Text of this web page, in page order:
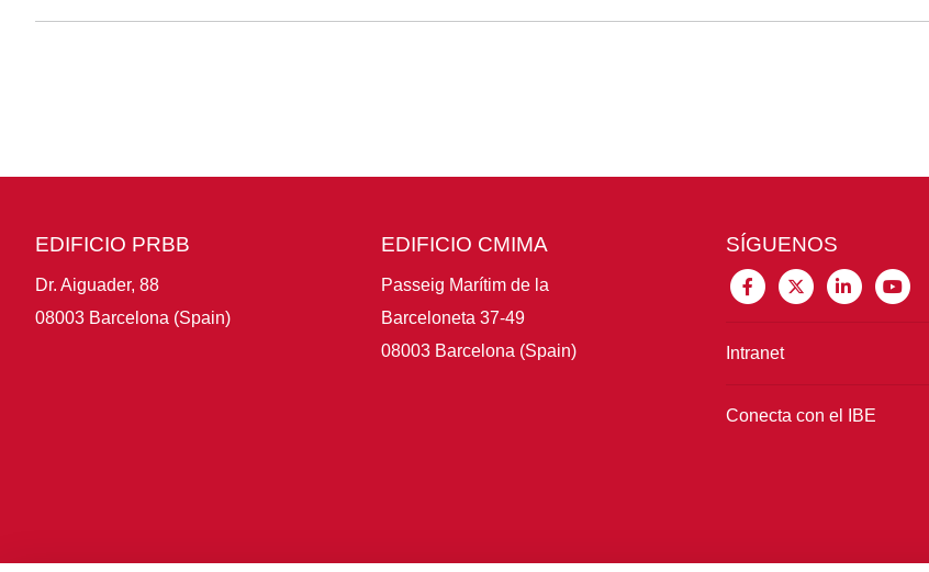
EDIFICIO PRBB
Dr. Aiguader, 88
08003 Barcelona (Spain)
EDIFICIO CMIMA
Passeig Marítim de la
Barceloneta 37-49
08003 Barcelona (Spain)
SÍGUENOS
Intranet
Conecta con el IBE